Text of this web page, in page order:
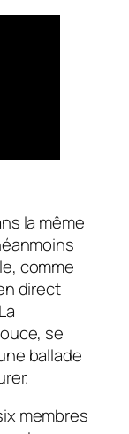
la même
comme
direct
se
ballade
membres